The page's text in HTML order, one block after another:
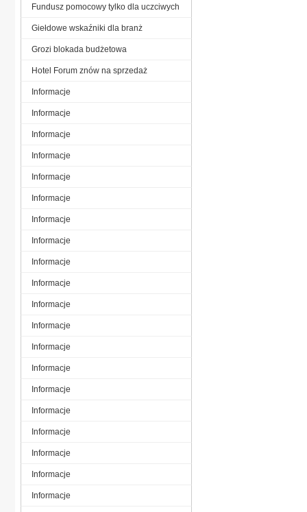
Fundusz pomocowy tylko dla uczciwych
Giełdowe wskaźniki dla branż
Grozi blokada budżetowa
Hotel Forum znów na sprzedaż
Informacje
Informacje
Informacje
Informacje
Informacje
Informacje
Informacje
Informacje
Informacje
Informacje
Informacje
Informacje
Informacje
Informacje
Informacje
Informacje
Informacje
Informacje
Informacje
Informacje